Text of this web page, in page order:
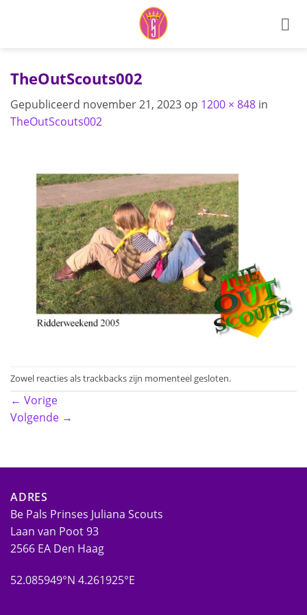
TheOutScouts002
Gepubliceerd november 21, 2023 op 1200 × 848 in
TheOutScouts002
Zowel reacties als trackbacks zijn momenteel gesloten.
← Vorige
Volgende →
ADRES
Be Pals Prinses Juliana Scouts
Laan van Poot 93
2566 EA Den Haag
52.085949°N 4.261925°E